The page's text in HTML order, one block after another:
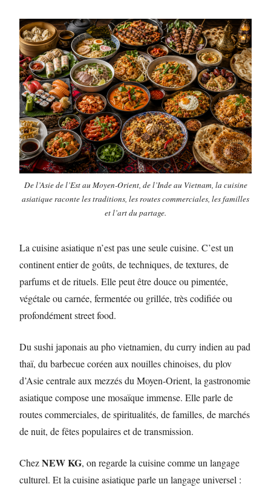
De l’Asie de l’Est au Moyen-Orient, de l’Inde au Vietnam, la cuisine
asiatique raconte les traditions, les routes commerciales, les familles
et l’art du partage.
La cuisine asiatique n’est pas une seule cuisine. C’est un
continent entier de goûts, de techniques, de textures, de
parfums et de rituels. Elle peut être douce ou pimentée,
végétale ou carnée, fermentée ou grillée, très codifiée ou
profondément street food.
Du sushi japonais au pho vietnamien, du curry indien au pad
thaï, du barbecue coréen aux nouilles chinoises, du plov
d’Asie centrale aux mezzés du Moyen-Orient, la gastronomie
asiatique compose une mosaïque immense. Elle parle de
routes commerciales, de spiritualités, de familles, de marchés
de nuit, de fêtes populaires et de transmission.
ChezNEW KG, on regarde la cuisine comme un langage
culturel. Et la cuisine asiatique parle un langage universel :